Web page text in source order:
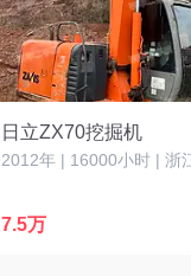
日立ZX70挖掘机
2012年 | 16000小时 | 浙
7.5万